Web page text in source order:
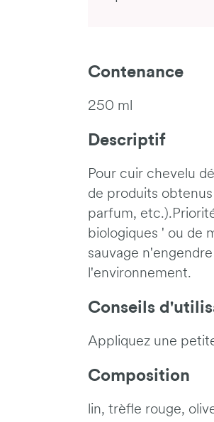
Contenance
250 ml
Descriptif
Pour cuir chevelu
de produits
parfum,
biologiques ' ou de
sauvage
l'environnement.
Conseils
Appliquez une
Composition
lin, trèfle rouge,